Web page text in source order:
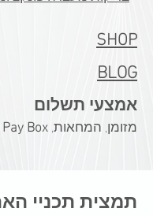
SHOP
BLOG
אמצעי תשלום
מזומן, המחאות,
תמצית תכניי